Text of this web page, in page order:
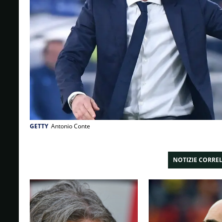
GETTY Antonio Conte
NOTIZIE